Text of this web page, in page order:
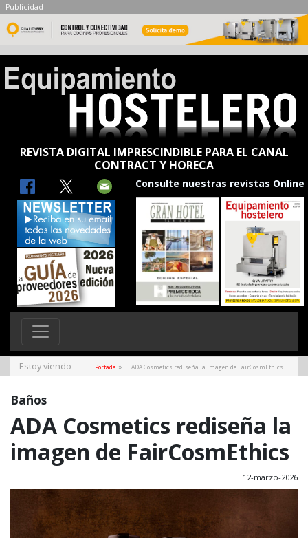
Publicidad
REVISTA DIGITAL IMPRESCINDIBLE PARA EL CANAL
CONTRACT Y HORECA
Consulte nuestras revistas Online
Estoy viendo Portada » ADA Cosmetics rediseña la imagen de FairCosmEthics
Baños
ADA Cosmetics rediseña la
imagen de FairCosmEthics
12-marzo-2026